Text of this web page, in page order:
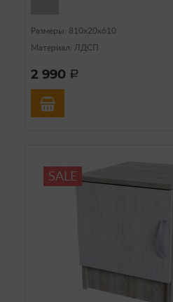
Размеры: 810х20х610
Материал: ЛДСП
2 990 a
SALE